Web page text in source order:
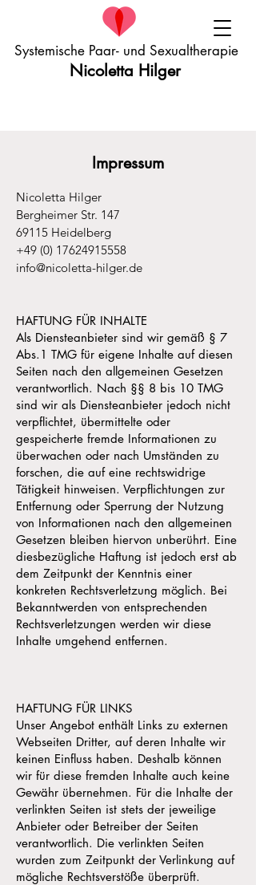
Nicoletta Hilger
Systemische Paar- und Sexualtherapie
Impressum
Nicoletta Hilger
Bergheimer Str. 147
69115 Heidelberg
+49 (0) 17624915558
info@nicoletta-hilger.de
HAFTUNG FÜR INHALTE
Als Diensteanbieter sind wir gemäß § 7
Abs.1 TMG für eigene Inhalte auf diesen
Seiten nach den allgemeinen Gesetzen
verantwortlich. Nach §§ 8 bis 10 TMG
sind wir als Diensteanbieter jedoch nicht
verpflichtet, übermittelte oder
gespeicherte fremde Informationen zu
überwachen oder nach Umständen zu
forschen, die auf eine rechtswidrige
Tätigkeit hinweisen. Verpflichtungen zur
Entfernung oder Sperrung der Nutzung
von Informationen nach den allgemeinen
Gesetzen bleiben hiervon unberührt. Eine
diesbezügliche Haftung ist jedoch erst ab
dem Zeitpunkt der Kenntnis einer
konkreten Rechtsverletzung möglich. Bei
Bekanntwerden von entsprechenden
Rechtsverletzungen werden wir diese
Inhalte umgehend entfernen.
HAFTUNG FÜR LINKS
Unser Angebot enthält Links zu externen
Webseiten Dritter, auf deren Inhalte wir
keinen Einfluss haben. Deshalb können
wir für diese fremden Inhalte auch keine
Gewähr übernehmen. Für die Inhalte der
verlinkten Seiten ist stets der jeweilige
Anbieter oder Betreiber der Seiten
verantwortlich. Die verlinkten Seiten
wurden zum Zeitpunkt der Verlinkung auf
mögliche Rechtsverstöße überprüft.